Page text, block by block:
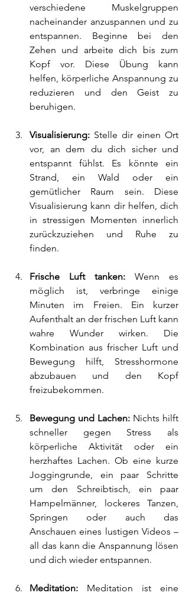
verschiedene Muskelgruppen
nacheinander anzuspannen und zu
entspannen. Beginne bei den
Zehen und arbeite dich bis zum
Kopf vor. Diese Übung kann
helfen, körperliche Anspannung zu
reduzieren und den Geist zu
beruhigen.
Visualisierung: Stelle dir einen Ort
vor, an dem du dich sicher und
entspannt fühlst. Es könnte ein
Strand, ein Wald oder ein
gemütlicher Raum sein. Diese
Visualisierung kann dir helfen, dich
in stressigen Momenten innerlich
zurückzuziehen und Ruhe zu
finden.
Frische Luft tanken: Wenn es
möglich ist, verbringe einige
Minuten im Freien. Ein kurzer
Aufenthalt an der frischen Luft kann
wahre Wunder wirken. Die
Kombination aus frischer Luft und
Bewegung hilft, Stresshormone
abzubauen und den Kopf
freizubekommen.
Bewegung und Lachen: Nichts hilft
schneller gegen Stress als
körperliche Aktivität oder ein
herzhaftes Lachen. Ob eine kurze
Joggingrunde, ein paar Schritte
um den Schreibtisch, ein paar
Hampelmänner, lockeres Tanzen,
Springen oder auch das
Anschauen eines lustigen Videos –
all das kann die Anspannung lösen
und dich wieder entspannen.
Meditation: Meditation ist eine